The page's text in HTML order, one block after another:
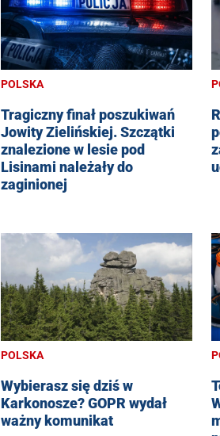
POLSKA
Tragiczny finał poszukiwań
Jowity Zielińskiej. Szczątki
znalezione w lesie pod
Lisinami należały do
zaginionej
POLSKA
Wybierasz się dziś w
Karkonosze? GOPR wydał
ważny komunikat